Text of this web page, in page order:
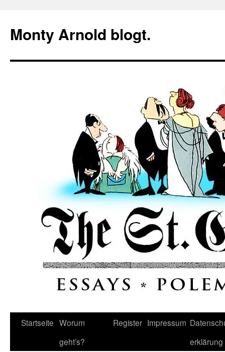
springen
Monty Arnold blogt.
Startseite Worum
geht’s?
Register Impressum
erklärung